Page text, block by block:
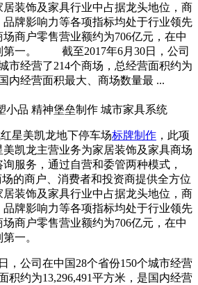
装饰及家具行业中占据龙头地位，商
牌影响力等各项指标均处于行业领先
商户零售营业额约为706亿元，在中
第一。 截至2017年6月30日，公司
市经营了214个商场，总经营面积约为
内经营面积最大、商场数量最 ...
小品 精神堡垒制作 城市家具系统
星美凯龙地下停车场标牌制作 ，此项
美凯龙主营业务为家居装饰及家具商场
服务，通过自营和委管两种模式，
的商户、消费者和投资商提供全方位
装饰及家具行业中占据龙头地位，商
牌影响力等各项指标均处于行业领先
商户零售营业额约为706亿元，在中
一。
公司在中国28个省份150个城市经营
积约为13,296,491平方米，是国内经营